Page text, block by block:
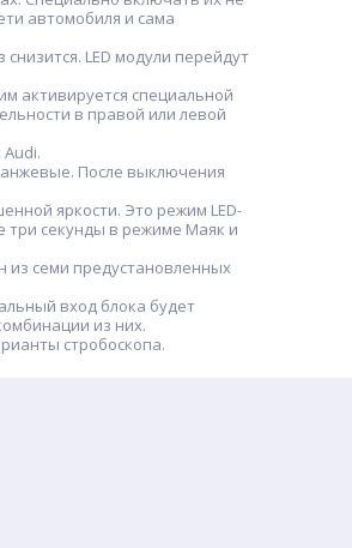
автомобиля и сама
LED модули перейдут
активируется специальной
в правой или левой
После выключения
яркости. Это режим LED-
три секунды в режиме Маяк и
семи предустановленных
вход блока будет
из них.
стробоскопа.